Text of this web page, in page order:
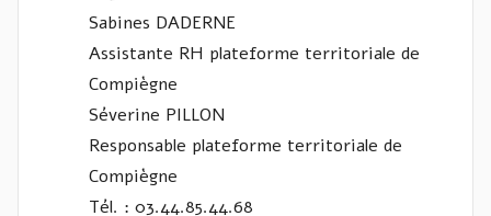
Sabines DADERNE
Assistante RH plateforme territoriale de
Compiègne
Séverine PILLON
Responsable plateforme territoriale de
Compiègne
Tél. : 03.44.85.44.68